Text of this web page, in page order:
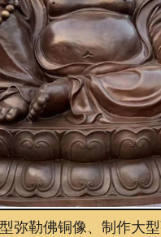
新
荣
泥
联
弥勒佛铜像、制作大